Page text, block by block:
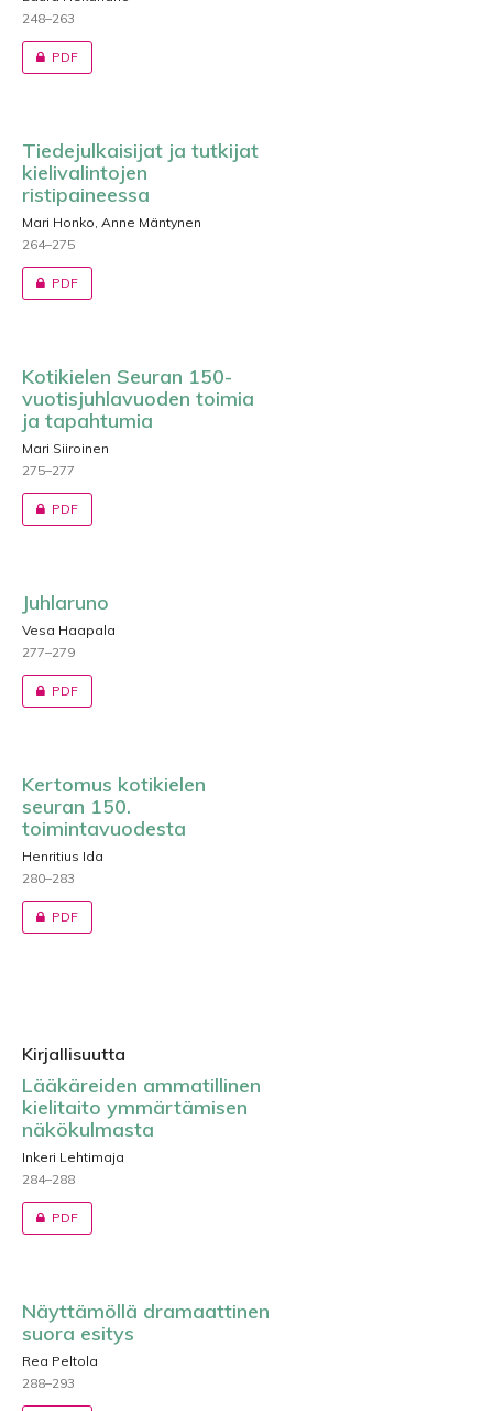
248–263
PDF
Tiedejulkaisijat ja tutkijat
kielivalintojen
ristipaineessa
Mari Honko, Anne Mäntynen
264–275
PDF
Kotikielen Seuran 150-
vuotisjuhlavuoden toimia
ja tapahtumia
Mari Siiroinen
275–277
PDF
Juhlaruno
Vesa Haapala
277–279
PDF
Kertomus kotikielen
seuran 150.
toimintavuodesta
Henritius Ida
280–283
PDF
Kirjallisuutta
Lääkäreiden ammatillinen
kielitaito ymmärtämisen
näkökulmasta
Inkeri Lehtimaja
284–288
PDF
Näyttämöllä dramaattinen
suora esitys
Rea Peltola
288–293